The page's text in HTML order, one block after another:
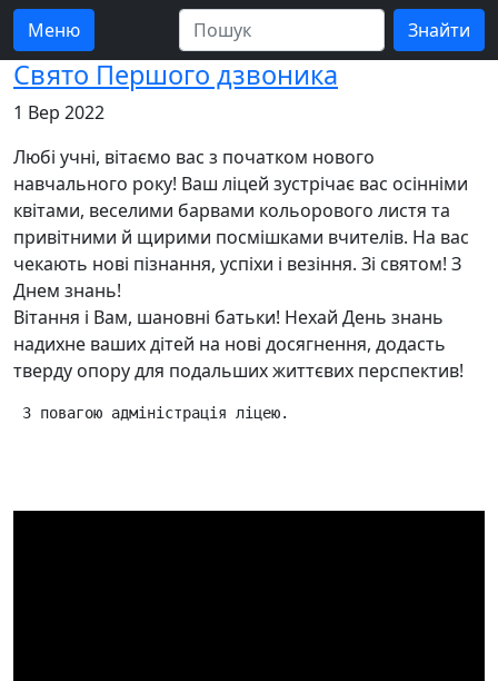
Меню
Свято Першого дзвоника
1 Вер 2022
Любі учні, вітаємо вас з початком нового
навчального року! Ваш ліцей зустрічає вас осінніми
квітами, веселими барвами кольорового листя та
привітними й щирими посмішками вчителів. На вас
чекають нові пізнання, успіхи і везіння. Зі святом! З
Днем знань!
Вітання і Вам, шановні батьки! Нехай День знань
надихне ваших дітей на нові досягнення, додасть
тверду опору для подальших життєвих перспектив!
З повагою адміністрація ліцею.